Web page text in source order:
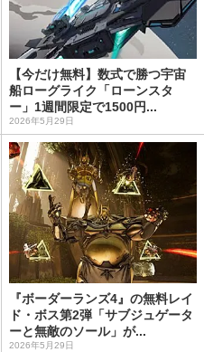
【今だけ無料】数式で勝つ宇宙
船ローグライク「ローンスタ
ー」1週間限定で1500円...
2026年5月29日
『ボーダーランズ4』の無料レイ
ド・ボス第2弾「サブジュゲータ
ーと無敵のソール」が...
2026年5月29日